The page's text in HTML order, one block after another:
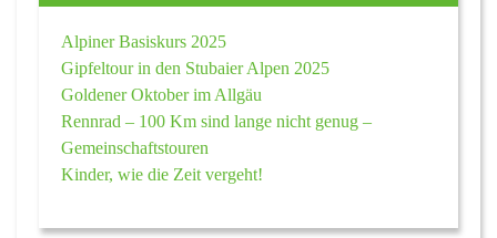
Alpiner Basiskurs 2025
Gipfeltour in den Stubaier Alpen 2025
Goldener Oktober im Allgäu
Rennrad – 100 Km sind lange nicht genug –
Gemeinschaftstouren
Kinder, wie die Zeit vergeht!